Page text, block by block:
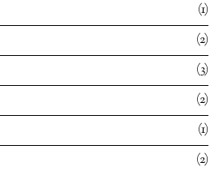
1
2
3
2
1
2